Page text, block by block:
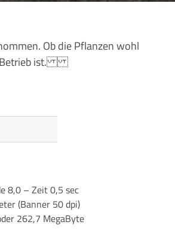
Ob die Pflanzen wohl
in Betrieb ist.
8,0 – Zeit 0,5 sec
(Banner 50 dpi)
262,7 MegaByte